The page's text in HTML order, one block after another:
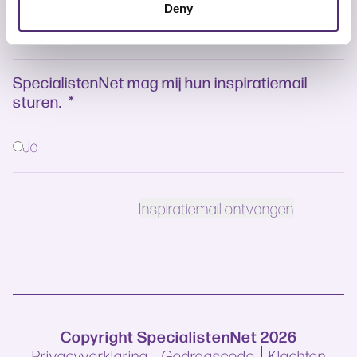
Deny
SpecialistenNet mag mij hun inspiratiemail
sturen. *
Ja
Copyright SpecialistenNet 2026